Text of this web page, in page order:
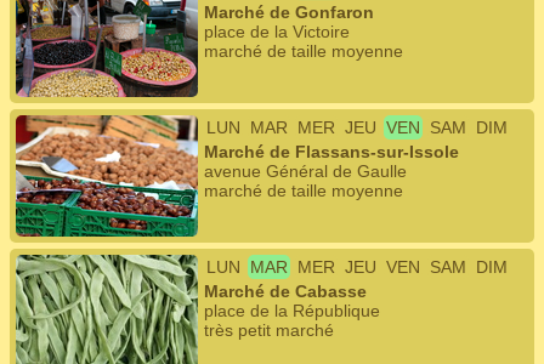
Marché de Gonfaron
place de la Victoire
marché de taille moyenne
LUN MAR MER JEU VEN SAM
DIM
Marché de Flassans-sur-Issole
avenue Général de Gaulle
marché de taille moyenne
LUN MAR MER JEU VEN SAM
DIM
Marché de Cabasse
place de la République
très petit marché